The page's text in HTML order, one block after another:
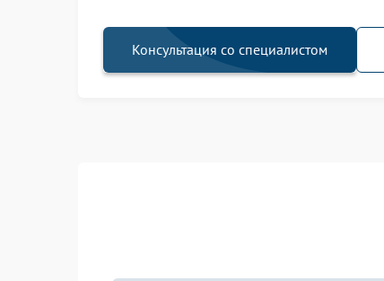
Консультация со специалистом